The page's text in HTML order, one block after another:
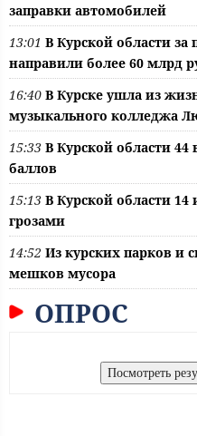
заправки автомобилей
13:01 В Курской области за
направили более 60 млрд
16:40 В Курске ушла из
музыкального колледжа
15:33 В Курской области 44
баллов
15:13 В Курской области
грозами
14:52 Из курских парков и
мешков мусора
ОПРОС